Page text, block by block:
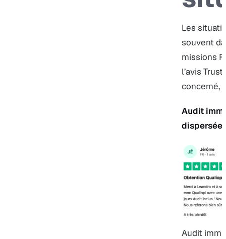
Les
souvent
missions
l’avis
concerné,
Audit
Audit